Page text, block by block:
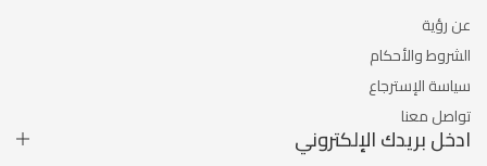
عن رؤية
الشروط والأحكام
سياسة الإسترجاع
تواصل معنا
ادخل بريدك الإلكتروني